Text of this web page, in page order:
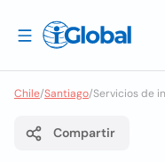
Chile/Santiago/Servicios de
Compartir